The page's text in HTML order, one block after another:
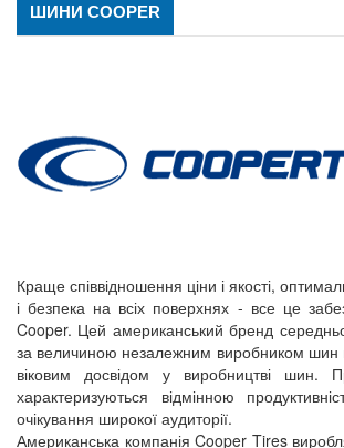
ШИНИ COOPER
Краще співвідношення ціни і якості,
і безпека на всіх поверхнях - все це
Cooper. Цей американський бренд
за величиною незалежним виробником шин
віковим досвідом у виробництві шин.
характеризуються відмінною
очікування широкої аудиторії.
Американська компанія Cooper Tires